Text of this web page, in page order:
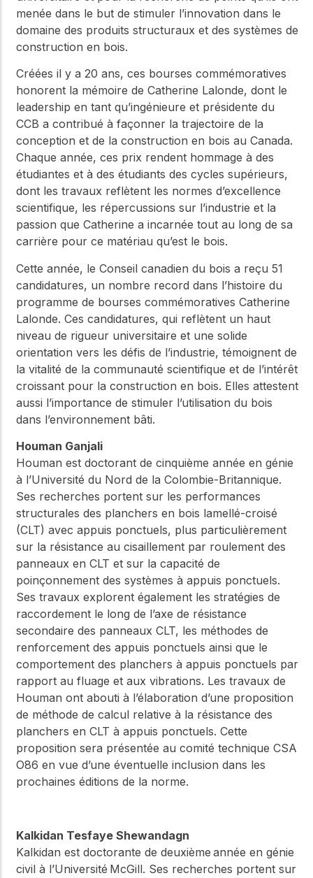
menée dans le but de stimuler l’innovation dans le
domaine des produits structuraux et des systèmes de
construction en bois.
Créées il y a 20 ans, ces bourses commémoratives
honorent la mémoire de Catherine Lalonde, dont le
leadership en tant qu’ingénieure et présidente du
CCB a contribué à façonner la trajectoire de la
conception et de la construction en bois au Canada.
Chaque année, ces prix rendent hommage à des
étudiantes et à des étudiants des cycles supérieurs,
dont les travaux reflètent les normes d’excellence
scientifique, les répercussions sur l’industrie et la
passion que Catherine a incarnée tout au long de sa
carrière pour ce matériau qu’est le bois.
Cette année, le Conseil canadien du bois a reçu 51
candidatures, un nombre record dans l’histoire du
programme de bourses commémoratives Catherine
Lalonde. Ces candidatures, qui reflètent un haut
niveau de rigueur universitaire et une solide
orientation vers les défis de l’industrie, témoignent de
la vitalité de la communauté scientifique et de l’intérêt
croissant pour la construction en bois. Elles attestent
aussi l’importance de stimuler l’utilisation du bois
dans l’environnement bâti.
Houman Ganjali
Houman est doctorant de cinquième année en génie
à l’Université du Nord de la Colombie-Britannique.
Ses recherches portent sur les performances
structurales des planchers en bois lamellé-croisé
(CLT) avec appuis ponctuels, plus particulièrement
sur la résistance au cisaillement par roulement des
panneaux en CLT et sur la capacité de
poinçonnement des systèmes à appuis ponctuels.
Ses travaux explorent également les stratégies de
raccordement le long de l’axe de résistance
secondaire des panneaux CLT, les méthodes de
renforcement des appuis ponctuels ainsi que le
comportement des planchers à appuis ponctuels par
rapport au fluage et aux vibrations. Les travaux de
Houman ont abouti à l’élaboration d’une proposition
de méthode de calcul relative à la résistance des
planchers en CLT à appuis ponctuels. Cette
proposition sera présentée au comité technique CSA
O86 en vue d’une éventuelle inclusion dans les
prochaines éditions de la norme.
Kalkidan Tesfaye Shewandagn
Kalkidan est doctorante de deuxième année en génie
civil à l’Université McGill. Ses recherches portent sur